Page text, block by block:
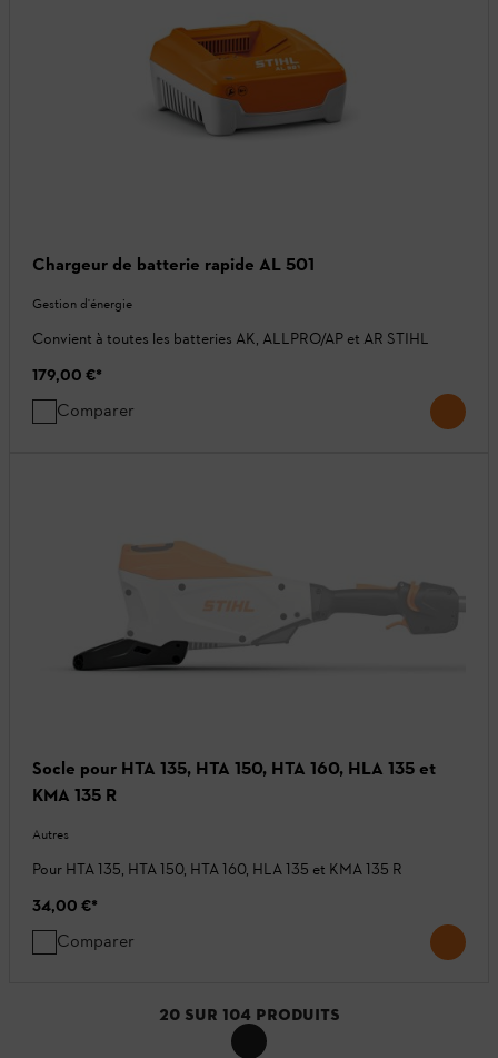
Chargeur de batterie rapide AL 501
Gestion d'énergie
Convient à toutes les batteries AK, ALLPRO/AP et AR STIHL
179,00 €*
Comparer
Socle pour HTA 135, HTA 150, HTA 160, HLA 135 et
KMA 135 R
Autres
Pour HTA 135, HTA 150, HTA 160, HLA 135 et KMA 135 R
34,00 €*
Comparer
20 SUR 104 PRODUITS